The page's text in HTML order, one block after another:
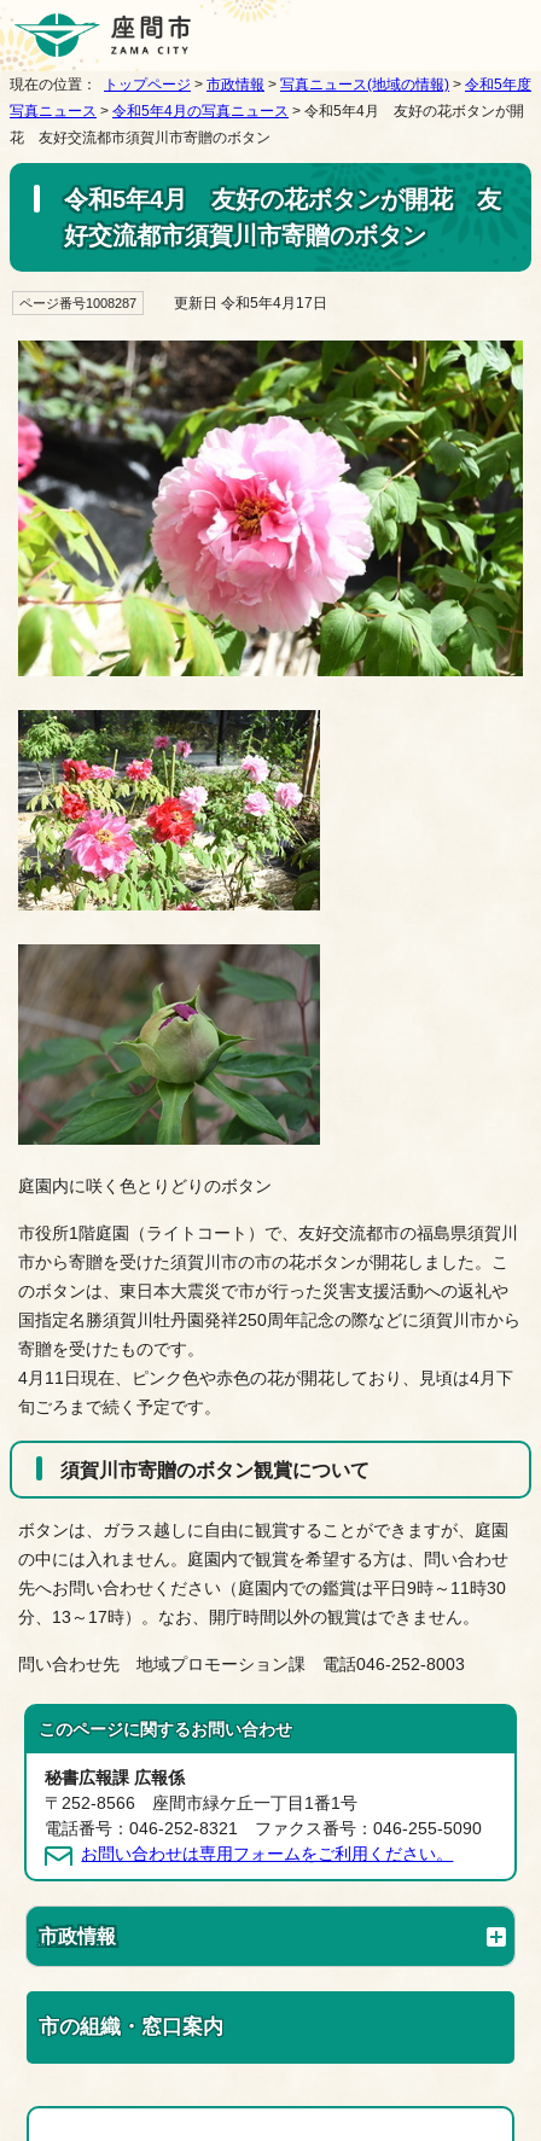
現在の位置： トップページ > 市政情報 > 写真ニュース(地域の情報) > 令和5年度
写真ニュース > 令和5年4月の写真ニュース > 令和5年4月 友好の花ボタンが開
花 友好交流都市須賀川市寄贈のボタン
令和5年4月 友好の花ボタンが開花 友
好交流都市須賀川市寄贈のボタン
ページ番号1008287 更新日 令和5年4月17日
庭園内に咲く色とりどりのボタン
市役所1階庭園（ライトコート）で、友好交流都市の福島県須賀川
市から寄贈を受けた須賀川市の市の花ボタンが開花しました。こ
のボタンは、東日本大震災で市が行った災害支援活動への返礼や
国指定名勝須賀川牡丹園発祥250周年記念の際などに須賀川市から
寄贈を受けたものです。
4月11日現在、ピンク色や赤色の花が開花しており、見頃は4月下
旬ごろまで続く予定です。
須賀川市寄贈のボタン観賞について
ボタンは、ガラス越しに自由に観賞することができますが、庭園
の中には入れません。庭園内で観賞を希望する方は、問い合わせ
先へお問い合わせください（庭園内での鑑賞は平日9時～11時30
分、13～17時）。なお、開庁時間以外の観賞はできません。
問い合わせ先 地域プロモーション課 電話046-252-8003
このページに関するお問い合わせ
秘書広報課 広報係
〒252-8566 座間市緑ケ丘一丁目1番1号
電話番号：046-252-8321 ファクス番号：046-255-5090
お問い合わせは専用フォームをご利用ください。
市政情報
市の組織・窓口案内